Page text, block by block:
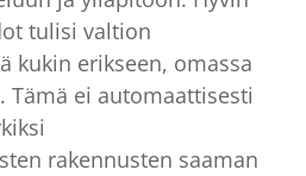
tulisi valtion
kukin erikseen, omassa
Tämä ei automaattisesti
rakennusten saaman